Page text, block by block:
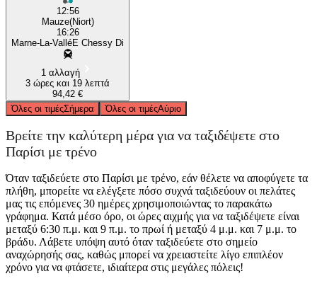
12:56
Mauze(Niort)
16:26
Marne-La-ValléE Chessy Di
1 αλλαγή
3 ώρες και 19 λεπτά
94,42 €
Όλες οι τιμέςΣήμερα Όλες οι τιμέςΑύριο
Βρείτε την καλύτερη μέρα για να ταξιδέψετε στο
Παρίσι με τρένο
Όταν ταξιδεύετε στο Παρίσι με τρένο, εάν θέλετε να αποφύγετε τα
πλήθη, μπορείτε να ελέγξετε πόσο συχνά ταξιδεύουν οι πελάτες
μας τις επόμενες 30 ημέρες χρησιμοποιώντας το παρακάτω
γράφημα. Κατά μέσο όρο, οι ώρες αιχμής για να ταξιδέψετε είναι
μεταξύ 6:30 π.μ. και 9 π.μ. το πρωί ή μεταξύ 4 μ.μ. και 7 μ.μ. το
βράδυ. Λάβετε υπόψη αυτό όταν ταξιδεύετε στο σημείο
αναχώρησής σας, καθώς μπορεί να χρειαστείτε λίγο επιπλέον
χρόνο για να φτάσετε, ιδιαίτερα στις μεγάλες πόλεις!